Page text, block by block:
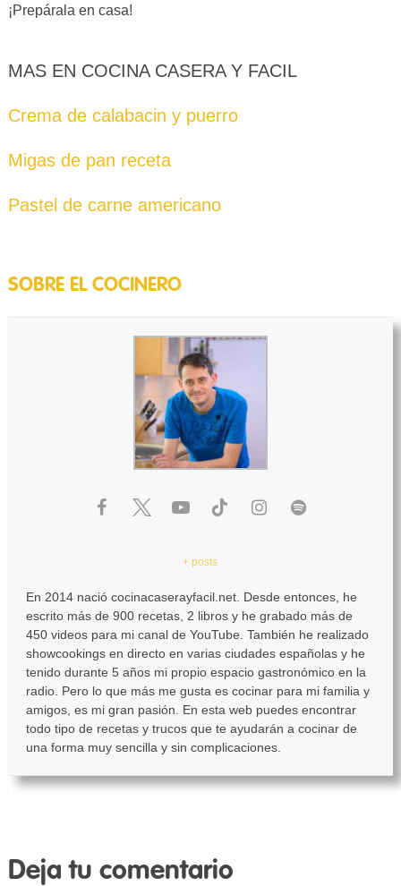
¡Prepárala en casa!
MAS EN COCINA CASERA Y FACIL
Crema de calabacin y puerro
Migas de pan receta
Pastel de carne americano
SOBRE EL COCINERO
+ posts
En 2014 nació cocinacaserayfacil.net. Desde entonces, he
escrito más de 900 recetas, 2 libros y he grabado más de
450 videos para mi canal de YouTube. También he realizado
showcookings en directo en varias ciudades españolas y he
tenido durante 5 años mi propio espacio gastronómico en la
radio. Pero lo que más me gusta es cocinar para mi familia y
amigos, es mi gran pasión. En esta web puedes encontrar
todo tipo de recetas y trucos que te ayudarán a cocinar de
una forma muy sencilla y sin complicaciones.
Deja tu comentario